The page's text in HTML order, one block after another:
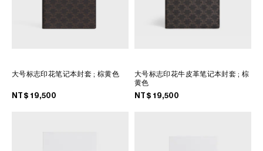
大号标志印花笔记本封套; 棕黄色
NT$ 19,500
大号标志印花牛皮革笔记本封套; 棕
黄色
NT$ 19,500
中東